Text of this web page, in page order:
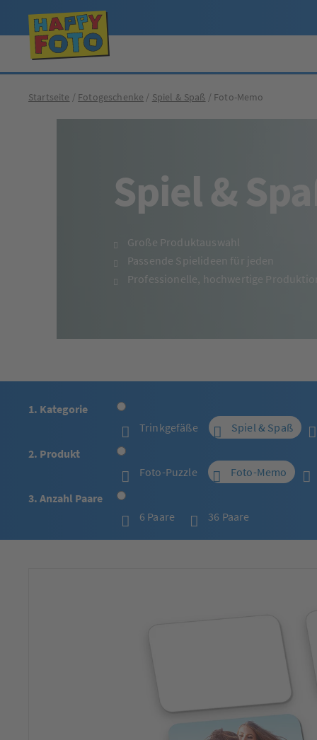
Startseite Fotogeschenke Spiel & Spaß Foto-Memo
Spiel &
Große Produktauswahl
Passende Spielideen für jeden
Professionelle, hochwertige
1. Kategorie
Trinkgefäße
Spiel & Spaß
2. Produkt
Foto-Puzzle
Foto-Memo
3. Anzahl Paare
6 Paare
36 Paare